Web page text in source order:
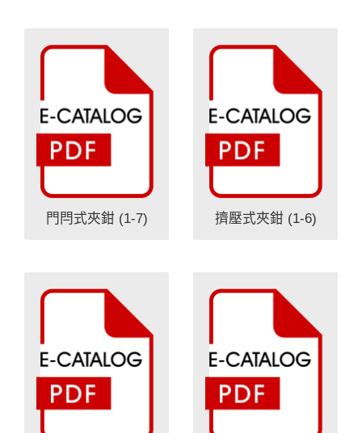
門閂式夾鉗 (1-7) 擠壓式夾鉗 (1-6)